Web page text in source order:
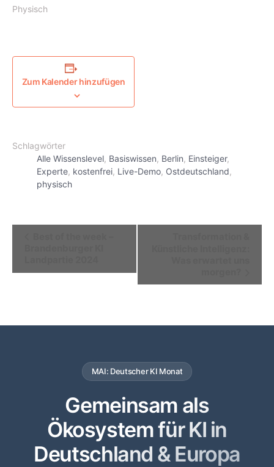
Physisch
Zum Kalender hinzufügen
Schlagwörter
Alle Wissenslevel, Basiswissen, Berlin, Einsteiger,
Experte, kostenfrei, Live-Demo, Ostdeutschland,
physisch
MAI: Deutscher KI Monat
Gemeinsam als
Ökosystem für KI in
Deutschland & Europa